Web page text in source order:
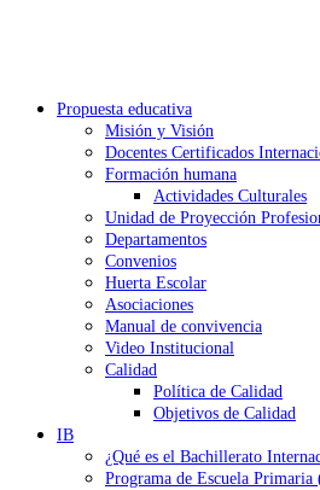
Propuesta educativa
Misión y Visión
Docentes Certificados
Formación humana
Actividades Culturales
Unidad de Proyección
Departamentos
Convenios
Huerta Escolar
Asociaciones
Manual de convivencia
Video Institucional
Calidad
Política de Calidad
Objetivos de Calidad
IB
¿Qué es el Bachillerato
Programa de Escuela Primaria